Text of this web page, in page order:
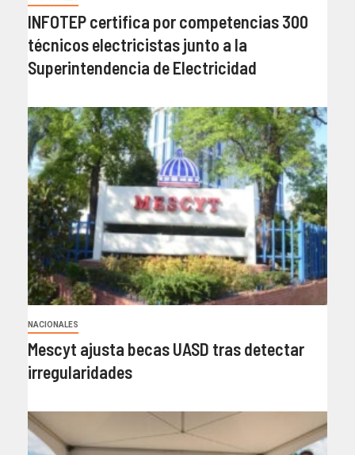
INFOTEP certifica por competencias 300
técnicos electricistas junto a la
Superintendencia de Electricidad
NACIONALES
Mescyt ajusta becas UASD tras detectar
irregularidades